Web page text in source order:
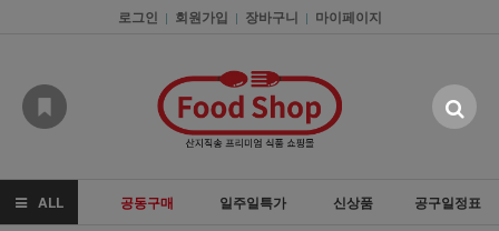
로그인 | 회원가입 | 장바구니 | 마이페이지
ALL 공동구매 일주일특가 신상품
공구일정표